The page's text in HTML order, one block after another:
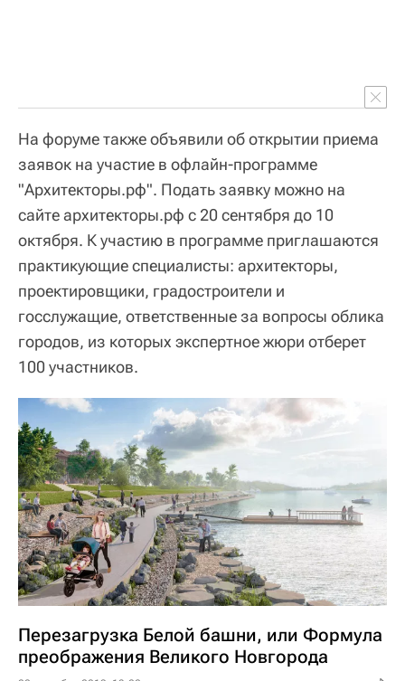
На форуме также объявили об открытии приема
заявок на участие в офлайн-программе
"Архитекторы.рф". Подать заявку можно на
сайте архитекторы.рф с 20 сентября до 10
октября. К участию в программе приглашаются
практикующие специалисты: архитекторы,
проектировщики, градостроители и
госслужащие, ответственные за вопросы облика
городов, из которых экспертное жюри отберет
100 участников.
Перезагрузка Белой башни, или Формула
преображения Великого Новгорода